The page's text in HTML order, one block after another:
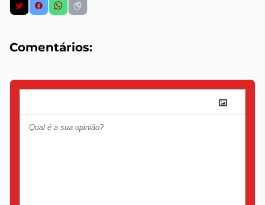
Comentários: